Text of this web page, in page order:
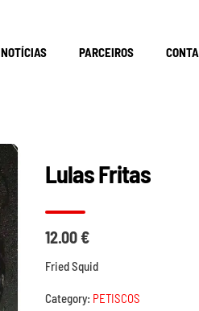
NOTÍCIAS PARCEIROS
Lulas Fritas
12.00 €
Fried Squid
Category: PETISCOS